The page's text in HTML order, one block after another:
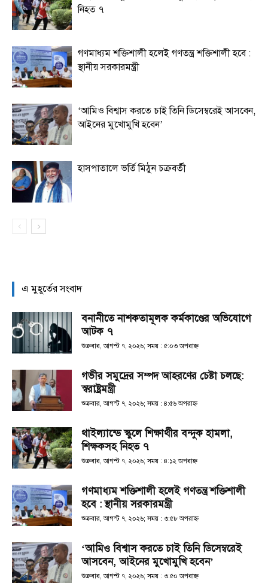
নিহত ৭
গণমাধ্যম শক্তিশালী হলেই গণতন্ত্র শক্তিশালী হবে :
স্থানীয় সরকারমন্ত্রী
‘আমিও বিশ্বাস করতে চাই তিনি ডিসেম্বরেই আসবেন,
আইনের মুখোমুখি হবেন’
হাসপাতালে ভর্তি মিঠুন চক্রবর্তী
এ মুহূর্তের সংবাদ
বনানীতে নাশকতামূলক কর্মকাণ্ডের অভিযোগে
আটক ৭
শুক্রবার, আগস্ট ৭, ২০২৬; সময় : ৫:০৩ অপরাহ্ণ
গভীর সমুদ্রের সম্পদ আহরণের চেষ্টা চলছে:
স্বরাষ্ট্রমন্ত্রী
শুক্রবার, আগস্ট ৭, ২০২৬; সময় : ৪:৫৬ অপরাহ্ণ
থাইল্যান্ডে স্কুলে শিক্ষার্থীর বন্দুক হামলা,
শিক্ষকসহ নিহত ৭
শুক্রবার, আগস্ট ৭, ২০২৬; সময় : ৪:১২ অপরাহ্ণ
গণমাধ্যম শক্তিশালী হলেই গণতন্ত্র শক্তিশালী
হবে : স্থানীয় সরকারমন্ত্রী
শুক্রবার, আগস্ট ৭, ২০২৬; সময় : ৩:৫৮ অপরাহ্ণ
‘আমিও বিশ্বাস করতে চাই তিনি ডিসেম্বরেই
আসবেন, আইনের মুখোমুখি হবেন’
শুক্রবার, আগস্ট ৭, ২০২৬; সময় : ৩:৫০ অপরাহ্ণ